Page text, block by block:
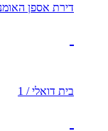
דירת אספן
בית דואלי / 1